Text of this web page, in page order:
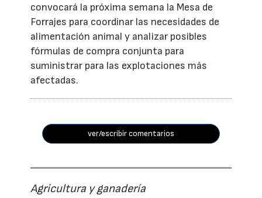
convocará la próxima semana la Mesa de
Forrajes para coordinar las necesidades de
alimentación animal y analizar posibles
fórmulas de compra conjunta para
suministrar para las explotaciones más
afectadas.
ver/escribir comentarios
Agricultura y ganadería